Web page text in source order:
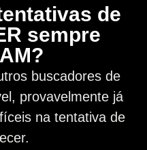
de
sempre
buscadores de
provavelmente já
na tentativa de